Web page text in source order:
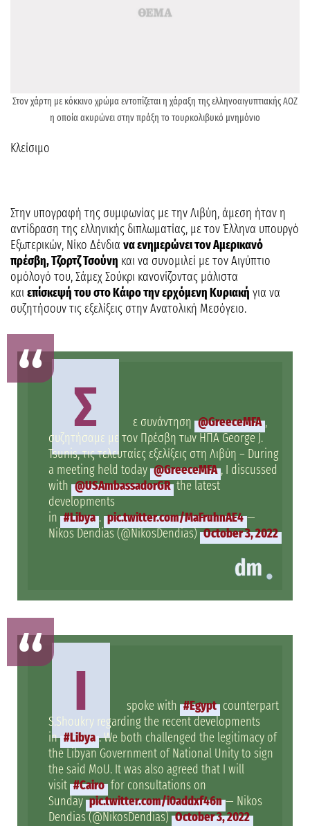
Στον χάρτη με κόκκινο χρώμα εντοπίζεται η χάραξη της ελληνοαιγυπτιακής ΑΟΖ
η οποία ακυρώνει στην πράξη το τουρκολιβυκό μνημόνιο
Κλείσιμο
Στην υπογραφή της συμφωνίας με την Λιβύη, άμεση ήταν η
αντίδραση της ελληνικής διπλωματίας, με τον Έλληνα υπουργό
Εξωτερικών, Νίκο Δένδια να ενημερώνει τον Αμερικανό
πρέσβη, Τζορτζ Τσούνη και να συνομιλεί με τον Αιγύπτιο
ομόλογό του, Σάμεχ Σούκρι κανονίζοντας μάλιστα
και επίσκεψή του στο Κάιρο την ερχόμενη Κυριακή για να
συζητήσουν τις εξελίξεις στην Ανατολική Μεσόγειο.
Σ ε συνάντηση @GreeceMFA ,
συζητήσαμε με τον Πρέσβη των ΗΠΑ George J.
Tsunis, τις τελευταίες εξελίξεις στη Λιβύη – During
a meeting held today @GreeceMFA , Ι discussed
with @USAmbassadorGR the latest
developments
in #Libya . pic.twitter.com/MaFruhnAE4 —
Nikos Dendias (@NikosDendias) October 3, 2022
Ι spoke with #Egypt counterpart
S.Shoukry regarding the recent developments
in #Libya . We both challenged the legitimacy of
the Libyan Government of National Unity to sign
the said MoU. It was also agreed that Ι will
visit #Cairo for consultations on
Sunday pic.twitter.com/i0addxf46n — Nikos
Dendias (@NikosDendias) October 3, 2022